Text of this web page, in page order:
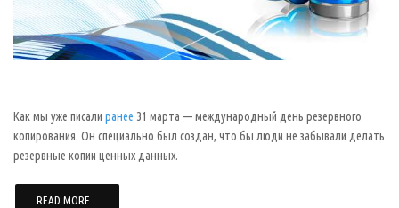
Как мы уже писали ранее 31 марта — международный день резервного
копирования. Он специально был создан, что бы люди не забывали делать
резервные копии ценных данных.
READ MORE...